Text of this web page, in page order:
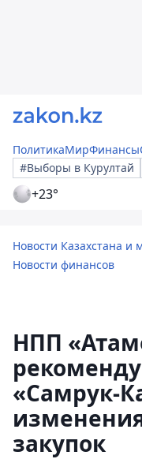
ПолитикаМирФинансы
#Выборы в Курултай
+23°
Новости Казахстана и
Новости финансов
НПП
«Самрук-
закупок